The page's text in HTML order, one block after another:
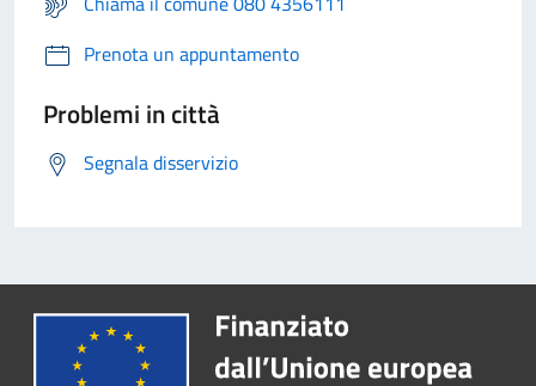
Prenota un appuntamento
Problemi in città
Segnala disservizio